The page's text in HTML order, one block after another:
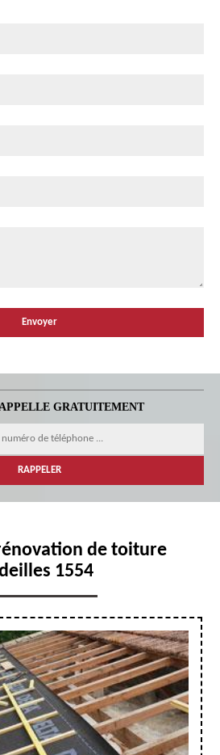
GRATUITEMENT
de toiture
1554